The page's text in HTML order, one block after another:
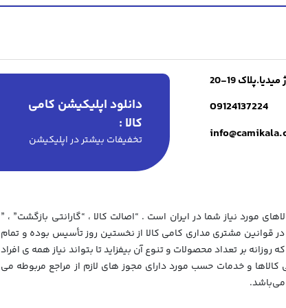
19-20
09124137224
دانلود اپلیکیشن کامی
کالا :
تخفیفات بیشتر در اپلیکیشن
مورد نیاز شما در ایران است . “اصالت کالا ، “گارانتی بازگشت” ، ”
مشتری مداری کامی کالا از نخستین روز تأسیس بوده و تمام
بر تعداد محصولات و تنوع آن بیفزاید تا بتواند نیاز همه ی افراد
کالاها و خدمات حسب مورد دارای مجوز های لازم از مراجع مربوطه می
می‌باشد.